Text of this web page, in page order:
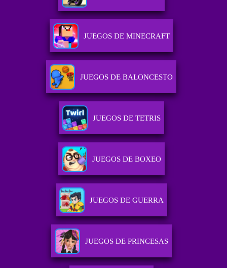
JUEGOS DE MINECRAFT
JUEGOS DE BALONCESTO
JUEGOS DE TETRIS
JUEGOS DE BOXEO
JUEGOS DE GUERRA
JUEGOS DE PRINCESAS